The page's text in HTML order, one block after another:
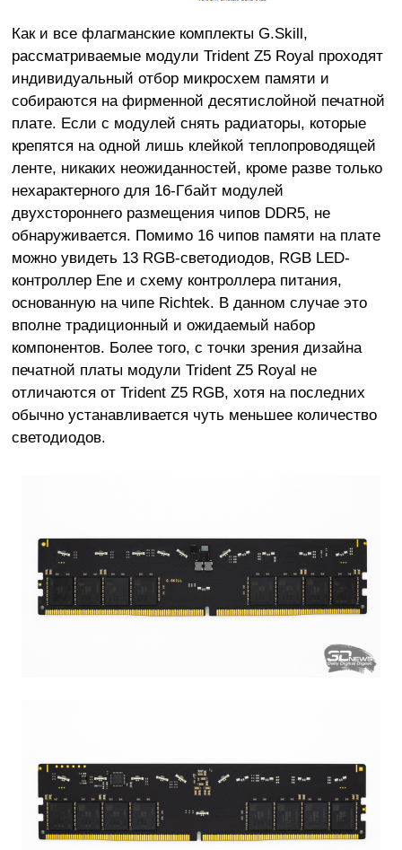
Как и все флагманские комплекты G.Skill,
рассматриваемые модули Trident Z5 Royal проходят
индивидуальный отбор микросхем памяти и
собираются на фирменной десятислойной печатной
плате. Если с модулей снять радиаторы, которые
крепятся на одной лишь клейкой теплопроводящей
ленте, никаких неожиданностей, кроме разве только
нехарактерного для 16-Гбайт модулей
двухстороннего размещения чипов DDR5, не
обнаруживается. Помимо 16 чипов памяти на плате
можно увидеть 13 RGB-светодиодов, RGB LED-
контроллер Ene и схему контроллера питания,
основанную на чипе Richtek. В данном случае это
вполне традиционный и ожидаемый набор
компонентов. Более того, с точки зрения дизайна
печатной платы модули Trident Z5 Royal не
отличаются от Trident Z5 RGB, хотя на последних
обычно устанавливается чуть меньшее количество
светодиодов.